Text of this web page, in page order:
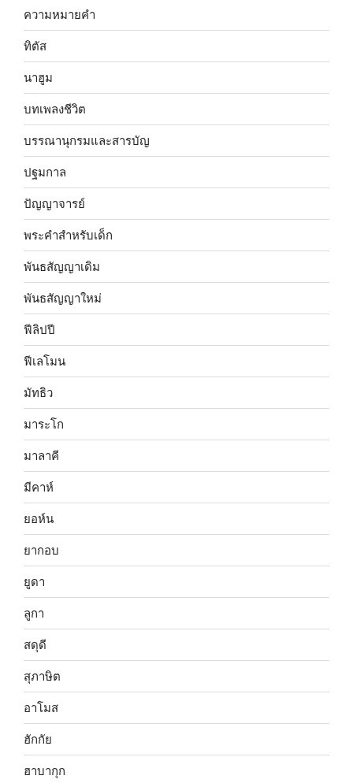
ความหมายคำ
ทิตัส
นาฮูม
บทเพลงชีวิต
บรรณานุกรมและสารบัญ
ปฐมกาล
ปัญญาจารย์
พระคำสำหรับเด็ก
พันธสัญญาเดิม
พันธสัญญาใหม่
ฟีลิปปี
ฟีเลโมน
มัทธิว
มาระโก
มาลาคี
มีคาห์
ยอห์น
ยากอบ
ยูดา
ลูกา
สดุดี
สุภาษิต
อาโมส
ฮักกัย
ฮาบากุก